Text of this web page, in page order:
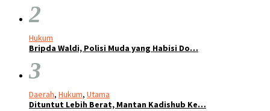
2
Hukum
Bripda Waldi, Polisi Muda yang Habisi Do…
3
Daerah, Hukum, Utama
Dituntut Lebih Berat, Mantan Kadishub Ke…